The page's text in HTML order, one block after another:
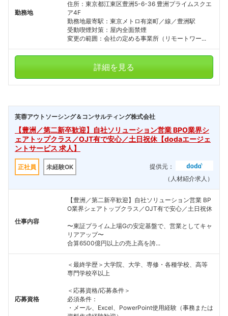
勤務地
住所：東京都江東区豊洲5-6-36 豊洲プライムスクエ
ア4F
勤務地最寄駅：東京メトロ有楽町／線／豊洲駅
受動喫煙対策：屋内全面禁煙
変更の範囲：会社の定める事業所（リモートワー...
詳細を見る
芙蓉アウトソーシング＆コンサルティング株式会社
【豊洲／第二新卒歓迎】自社ソリューション営業 BPO業界シ
ェアトップクラス／OJT有で安心／土日祝休【dodaエージェ
ントサービス 求人】
正社員 未経験OK
提供元：
（人材紹介求人）
仕事内容
【豊洲／第二新卒歓迎】自社ソリューション営業 BP
O業界シェアトップクラス／OJT有で安心／土日祝休
〜東証プライム上場Gの安定基盤で、営業としてキャ
リアアップ〜
合算6500億円以上の売上高を誇...
応募資格
＜最終学歴＞大学院、大学、専修・各種学校、高等
専門学校卒以上
＜応募資格/応募条件＞
必須条件：
・メール、Excel、PowerPoint使用経験（事務または